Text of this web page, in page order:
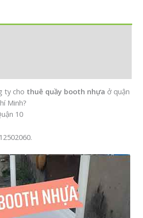
ty cho thuê quầy booth nhựa ở quận
Minh?
10